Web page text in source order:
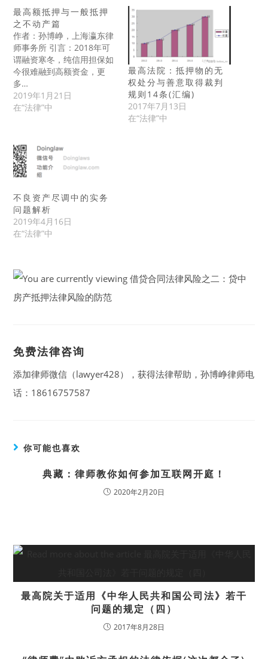
最高额抵押与一般抵押
之不动产篇
作者：孙博峥，上海瀛东律
师事务所 引言：2018年可
谓融资寒冬，纯信用担保如
今很难融到高额资金，更
多…
2019年1月21日
在“法律”中
最高法院：抵押物的无
权处分与善意取得裁判
规则14条(汇编)
2017年7月13日
在“法律”中
不良资产尽调中的实务
问题解析
2019年4月16日
在“法律”中
免费法律咨询
添加律师微信（lawyer428），获得法律帮助，孙博峥律师电
话：18616757587
你可能也喜欢
典藏：律师教你如何参加互联网开庭！
2020年2月20日
最高院关于适用《中华人民共和国公司法》若干
问题的规定（四）
2017年8月28日